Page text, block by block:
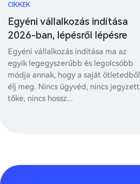
CIKKEK
Egyéni vállalkozás indítása
2026-ban, lépésről lépésre
Egyéni vállalkozás indítása ma az
egyik legegyszerűbb és legolcsóbb
módja annak, hogy a saját ötletedből
élj meg. Nincs ügyvéd, nincs jegyzett
tőke, nincs hossz...